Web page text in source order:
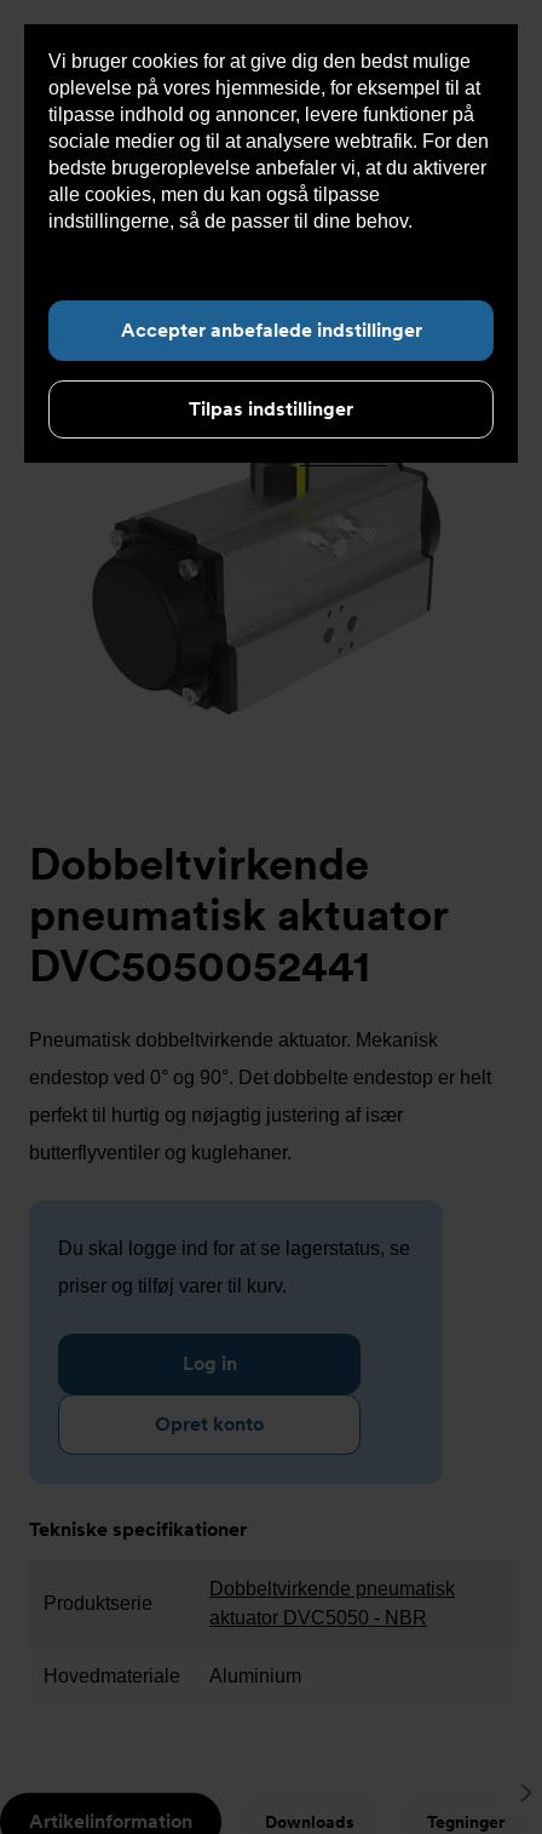
Vi bruger cookies for at give dig den bedst mulige
oplevelse på vores hjemmeside, for eksempel til at
tilpasse indhold og annoncer, levere funktioner på
sociale medier og til at analysere webtrafik. For den
bedste brugeroplevelse anbefaler vi, at du aktiverer
alle cookies, men du kan også tilpasse
indstillingerne, så de passer til dine behov.
Accepter anbefalede indstillinger
Tilpas indstillinger
Du
her:
Armatec > Produkter >
Automatisering aktuatorer og
gear
> Pneumatisk aktuatorer > Rack and pinion
Dobbeltvirkende pneumatisk aktuator DVC5050 - NBR
Dobbeltvirkende
pneumatisk aktuator
DVC5050052441
Pneumatisk dobbeltvirkende aktuator. Mekanisk
endestop ved 0° og 90°. Det dobbelte endestop er helt
perfekt til hurtig og nøjagtig justering af især
butterflyventiler og kuglehaner.
Du skal logge ind for at se lagerstatus, se
priser og tilføj varer til kurv.
Log in
Opret konto
Tekniske specifikationer
Produktserie
Dobbeltvirkende pneumatisk
aktuator DVC5050 - NBR
Hovedmateriale Aluminium
Artikelinformation Downloads Tegninger